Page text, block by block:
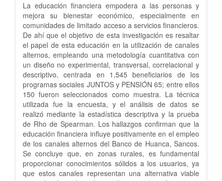
La educación financiera empodera a las personas y
mejora su bienestar económico, especialmente en
comunidades de limitado acceso a servicios financieros.
De ahí que el objetivo de esta investigación es resaltar
el papel de esta educación en la utilización de canales
alternos, empleando una metodología cuantitativa con
un diseño no experimental, transversal, correlacional y
descriptivo, centrada en 1,545 beneficiarios de los
programas sociales JUNTOS y PENSIÓN 65; entre ellos
150 fueron seleccionados como muestra. La técnica
utilizada fue la encuesta, y el análisis de datos se
realizó mediante la estadística descriptiva y la prueba
de Rho de Spearman. Los hallazgos confirman que la
educación financiera influye positivamente en el empleo
de los canales alternos del Banco de Huanca, Sancos.
Se concluye que, en zonas rurales, es fundamental
proporcionar conocimientos sólidos a los usuarios, ya
que estos canales representan una alternativa viable